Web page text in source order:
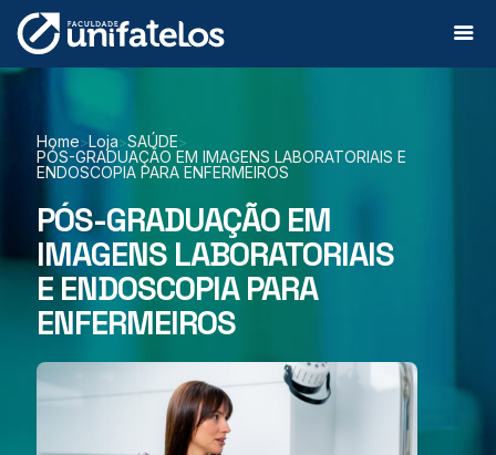
Home>Loja>SAÚDE>
PÓS-GRADUAÇÃO EM IMAGENS LABORATORIAIS E
ENDOSCOPIA PARA ENFERMEIROS
PÓS-GRADUAÇÃO EM
IMAGENS LABORATORIAIS
E ENDOSCOPIA PARA
ENFERMEIROS